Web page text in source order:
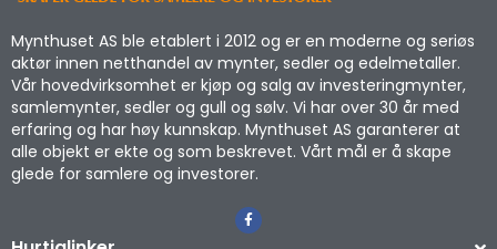
Mynthuset AS ble etablert i 2012 og er en moderne og seriøs
aktør innen netthandel av mynter, sedler og edelmetaller.
Vår hovedvirksomhet er kjøp og salg av investeringmynter,
samlemynter, sedler og gull og sølv. Vi har over 30 år med
erfaring og har høy kunnskap. Mynthuset AS garanterer at
alle objekt er ekte og som beskrevet. Vårt mål er å skape
glede for samlere og investorer.